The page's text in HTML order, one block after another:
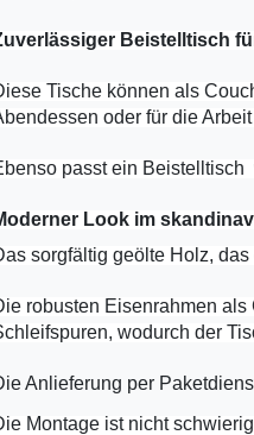
Beistelltisch
Tische können als
oder für die
passt ein
Look im
sorgfältig geölte Holz,
robusten Eisenrahmen
wodurch der
Anlieferung per
Montage ist nicht